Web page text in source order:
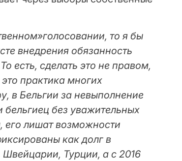
то я бы
внедрения обязанность
есть, сделать это не правом,
практика многих
в Бельгии за невыполнение
бельгиец без уважительных
его лишат возможности
как долг в
Турции, а с 2016